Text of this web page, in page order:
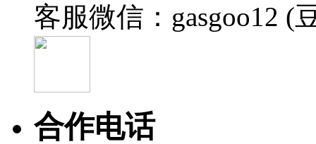
客服微信：gasgoo12 (
合作电话